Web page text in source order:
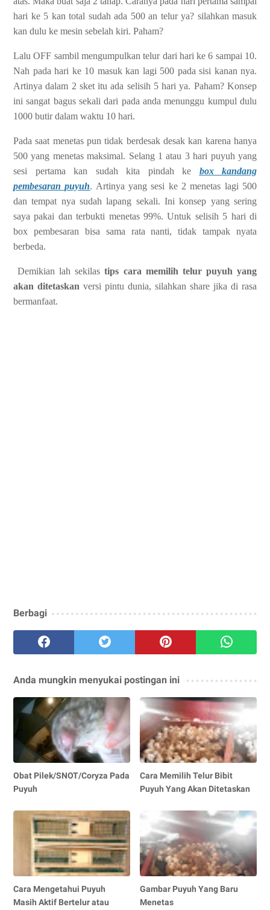
hari ke 5 kan total sudah ada 500 an telur ya? silahkan masuk
kan dulu ke mesin sebelah kiri. Paham?
Lalu OFF sambil mengumpulkan telur dari hari ke 6 sampai 10.
Nah pada hari ke 10 masuk kan lagi 500 pada sisi kanan nya.
Artinya dalam 2 sket itu ada selisih 5 hari ya. Paham? Konsep
ini sangat bagus sekali dari pada anda menunggu kumpul dulu
1000 butir dalam waktu 10 hari.
Pada saat menetas pun tidak berdesak desak kan karena hanya
500 yang menetas maksimal. Selang 1 atau 3 hari puyuh yang
sesi pertama kan sudah kita pindah ke box kandang
pembesaran puyuh. Artinya yang sesi ke 2 menetas lagi 500
dan tempat nya sudah lapang sekali. Ini konsep yang sering
saya pakai dan terbukti menetas 99%. Untuk selisih 5 hari di
box pembesaran bisa sama rata nanti, tidak tampak nyata
berbeda.
Demikian lah sekilastips cara memilih telur puyuh yang
akan ditetaskan versi pintu dunia, silahkan share jika di rasa
bermanfaat.
Berbagi
Anda mungkin menyukai postingan ini
Obat Pilek/SNOT/Coryza Pada
Puyuh
Cara Memilih Telur Bibit
Puyuh Yang Akan Ditetaskan
Cara Mengetahui Puyuh
Masih Aktif Bertelur atau
Gambar Puyuh Yang Baru
Menetas